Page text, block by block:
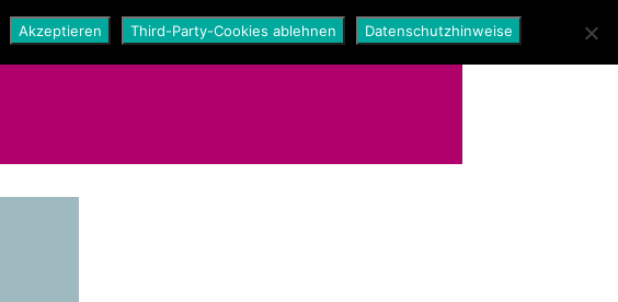
Akzeptieren Third-Party-Cookies ablehnen Datenschutzhinweise